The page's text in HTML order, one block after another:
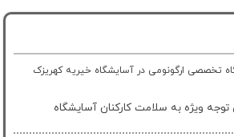
تخصصی ارگونومی در آسایشگاه خیریه کهریزک
توجه ویژه به سلامت کارکنان آسایشگاه